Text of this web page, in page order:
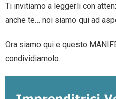
Ti invitiamo a leggerli con
anche te… noi siamo qui ad
Ora siamo qui e questo
condividiamolo..